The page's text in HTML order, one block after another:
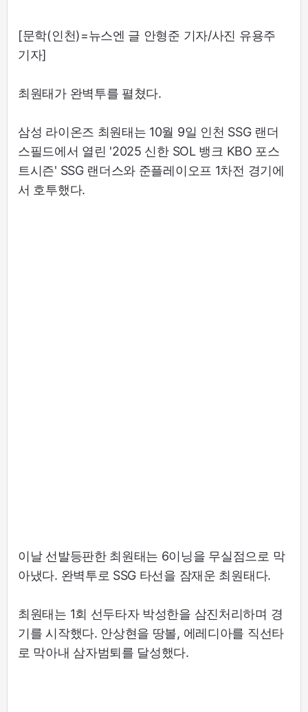
[문학(인천)=뉴스엔 글 안형준 기자/사진 유용주
기자]
최원태가 완벽투를 펼쳤다.
삼성 라이온즈 최원태는 10월 9일 인천 SSG 랜더
스필드에서 열린 '2025 신한 SOL 뱅크 KBO 포스
트시즌' SSG 랜더스와 준플레이오프 1차전 경기에
서 호투했다.
이날 선발등판한 최원태는 6이닝을 무실점으로 막
아냈다. 완벽투로 SSG 타선을 잠재운 최원태다.
최원태는 1회 선두타자 박성한을 삼진처리하며 경
기를 시작했다. 안상현을 땅볼, 에레디아를 직선타
로 막아내 삼자범퇴를 달성했다.